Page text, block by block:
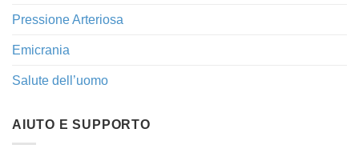
Pressione Arteriosa
Emicrania
Salute dell’uomo
AIUTO E SUPPORTO